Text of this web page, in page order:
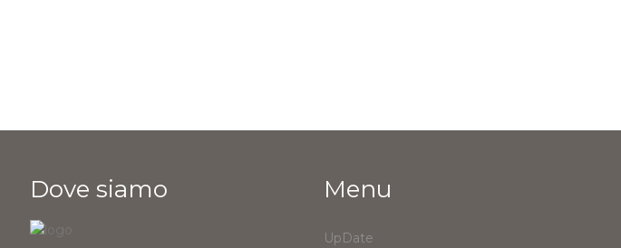
Dove siamo Menu
UpDate